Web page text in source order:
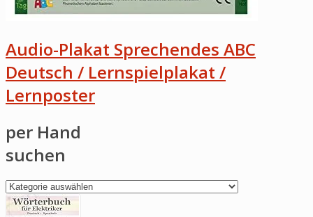
Audio-Plakat Sprechendes ABC
Deutsch / Lernspielplakat /
Lernposter
per Hand
suchen
per
Hand
suchen